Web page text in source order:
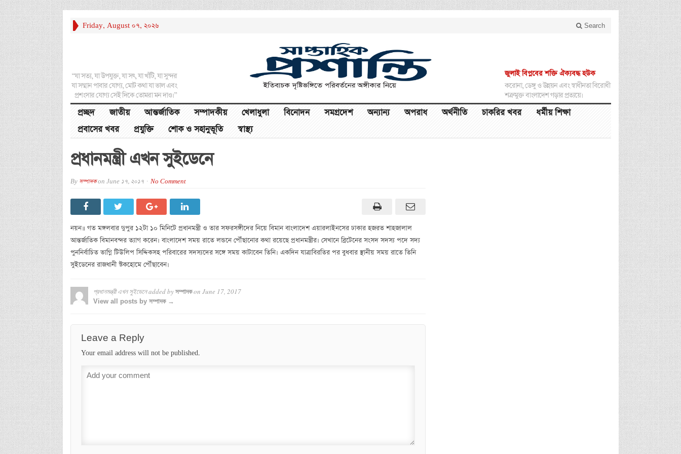
Friday, August 07, 2026 Search
“যা সত্য, যা উপযুক্ত, যা সৎ, যা খাঁটি, যা সুন্দর
যা সম্মান পাবার যোগ্য, মোট কথা যা ভাল এবং
প্রশংসার যোগ্য সেই দিকে তোমরা মন দাও।”
জুলাই বিপ্লবের শক্তি ঐক্যবদ্ধ হউক
করোনা, ডেঙ্গু ও উন্নয়ন এবং স্বাধীনতা বিরোধী
শত্রুমুক্ত বাংলাদেশ গড়ার প্রত্যয়ে।
প্রচ্ছদ জাতীয় আন্তর্জাতিক সম্পাদকীয় খেলাধুলা বিনোদন সমগ্রদেশ অন্যান্য অপরাধ অর্থনীতি চাকরির খবর
ধর্মীয় শিক্ষা
প্রবাসের খবর
প্রযুক্তি শোক ও সহানুভূতি স্বাস্থ্য
প্রধানমন্ত্রী এখন সুইডেনে
By সম্পাদকon June 17, 2017 No Comment
নয়ন॥ গত মঙ্গলবার দুপুর ১২টা ১০ মিনিটে প্রধানমন্ত্রী ও তার সফরসঙ্গীদের নিয়ে বিমান বাংলাদেশ এয়ারলাইনসের ঢাকার হজরত শাহজালাল
আন্তর্জাতিক বিমানবন্দর ত্যাগ করেন। বাংলাদেশ সময় রাতে লন্ডনে পৌঁছানোর কথা রয়েছে প্রধানমন্ত্রীর। সেখানে ব্রিটেনের সংসদ সদস্য পদে সদ্য
পুননির্বাচিত ভাগ্নি টিউলিপ সিদ্দিকসহ পরিবারের সদস্যদের সঙ্গে সময় কাটাবেন তিনি। একদিন যাত্রাবিরতির পর বুধবার স্থানীয় সময় রাতে তিনি
সুইডেনের রাজধানী স্টকহোমে পৌঁছাবেন।
প্রধানমন্ত্রী এখন সুইডেনেadded by সম্পাদকon June 17, 2017
View all posts by সম্পাদক →
Leave a Reply
Your email address will not be published.